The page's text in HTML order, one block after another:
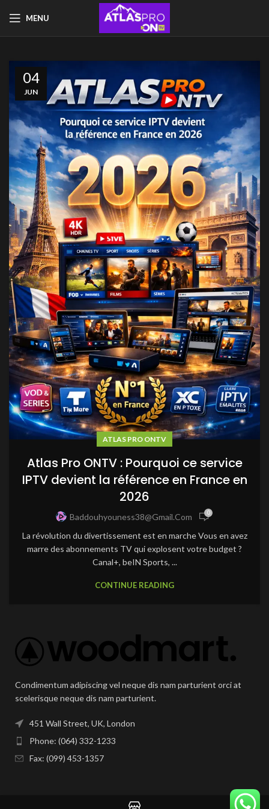
MENU
04
JUN
ATLAS PRO ONTV
Atlas Pro ONTV : Pourquoi ce service
IPTV devient la référence en France en
2026
Baddouhyouness38@gmail.com 0
La révolution du divertissement est en marche Vous en avez
marre des abonnements TV qui explosent votre budget ?
Canal+, beIN Sports, ...
CONTINUE READING
Condimentum adipiscing vel neque dis nam parturient orci at
scelerisque neque dis nam parturient.
451 Wall Street, UK, London
Phone: (064) 332-1233
Fax: (099) 453-1357